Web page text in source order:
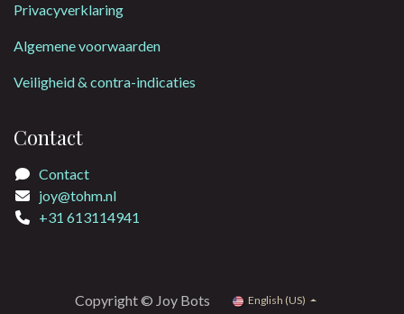
Privacyverklaring
Algemene voorwaarden
Veiligheid & contra-indicaties
Contact
Contact
joy@tohm.nl
+31 613114941
Copyright © Joy Bots English (US)